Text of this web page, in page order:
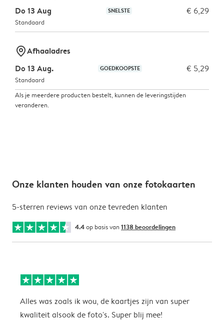
Do 13 Aug
SNELSTE € 6,29
Standaard
marker-pinAfhaaladres
Do 13 Aug.
GOEDKOOPSTE € 5,29
Standaard
Als je meerdere producten bestelt, kunnen de leveringstijden
veranderen.
Onze klanten houden van onze fotokaarten
5-sterren reviews van onze tevreden klanten
4.4op basis van 1138 beoordelingen
Alles was zoals ik wou, de kaartjes zijn van super
kwaliteit alsook de foto's. Super blij mee!